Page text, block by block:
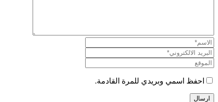
اسمي وبريدي للمرة القادمة.